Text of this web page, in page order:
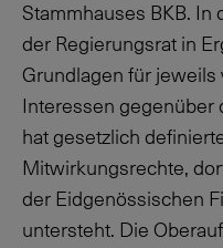
Stammhauses BKB.
der Regierungsrat in
Grundlagen für jeweils
Interessen gegenüber
hat gesetzlich
Mitwirkungsrechte,
der Eidgenössischen
untersteht. Die